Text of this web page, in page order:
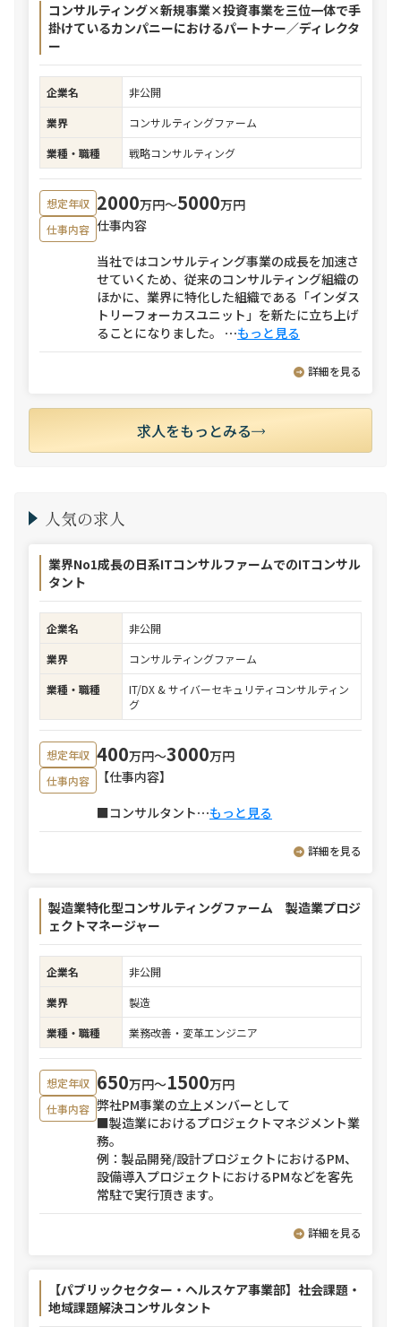
コンサルティング×新規事業×投資事業を三位一体で手
掛けているカンパニーにおけるパートナー／ディレクタ
ー
企業名
非公開
業界
コンサルティングファーム
業種・職種
戦略コンサルティング
想定年収 2000万円〜5000万円
仕事内容 仕事内容
当社ではコンサルティング事業の成長を加速さ
せていくため、従来のコンサルティング組織の
ほかに、業界に特化した組織である「インダス
トリーフォーカスユニット」を新たに立ち上げ
ることになりました。 ⋯もっと見る
詳細を見る
求人をもっとみる
人気の求人
業界No1成長の日系ITコンサルファームでのITコンサル
タント
企業名
非公開
業界
コンサルティングファーム
業種・職種
IT/DX & サイバーセキュリティコンサルティン
グ
想定年収 400万円〜3000万円
仕事内容
【仕事内容】
■コンサルタント⋯もっと見る
詳細を見る
製造業特化型コンサルティングファーム 製造業プロジ
ェクトマネージャー
企業名
非公開
業界
製造
業種・職種
業務改善・変革エンジニア
想定年収 650万円〜1500万円
仕事内容 弊社PM事業の立上メンバーとして
■製造業におけるプロジェクトマネジメント業
務。
例：製品開発/設計プロジェクトにおけるPM、
設備導入プロジェクトにおけるPMなどを客先
常駐で実行頂きます。
詳細を見る
【パブリックセクター・ヘルスケア事業部】社会課題・
地域課題解決コンサルタント